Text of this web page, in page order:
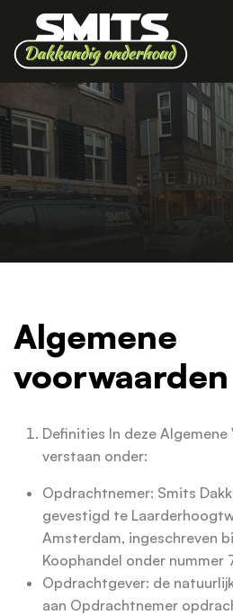
Algemene
voorwaarden
Definities In deze
verstaan onder:
Opdrachtnemer: Smits
gevestigd te
Amsterdam, ingeschreven
Koophandel onder nummer
Opdrachtgever: de
aan Opdrachtnemer